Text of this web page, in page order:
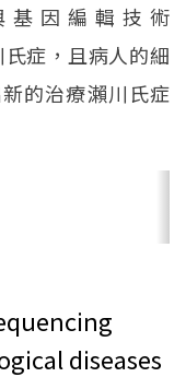
因編輯技術
氏症，且病人的細
的治療瀨川氏症
diseases